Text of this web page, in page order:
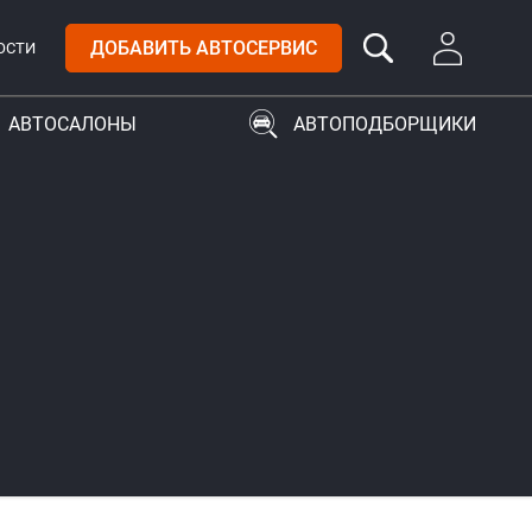
ДОБАВИТЬ АВТОСЕРВИС
АВТОСАЛОНЫ АВТОПОДБОРЩИКИ